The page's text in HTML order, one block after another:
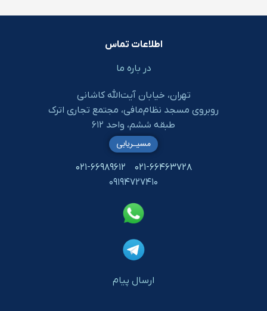
اطلاعات تماس
در باره ما
تهران، خیابان آیت‌الله کاشانی
روبروی مسجد نظام‌مافی، مجتمع تجاری اترک
طبقه ششم، واحد ۶۱۲
۰۲۱-۶۶۴۶۳۷۲۸
۰۲۱-۶۶۹۸۹۶۱۲
۰۹۱۹۴۷۲۷۴۱۰
ارسال پیام
مسیـریابی